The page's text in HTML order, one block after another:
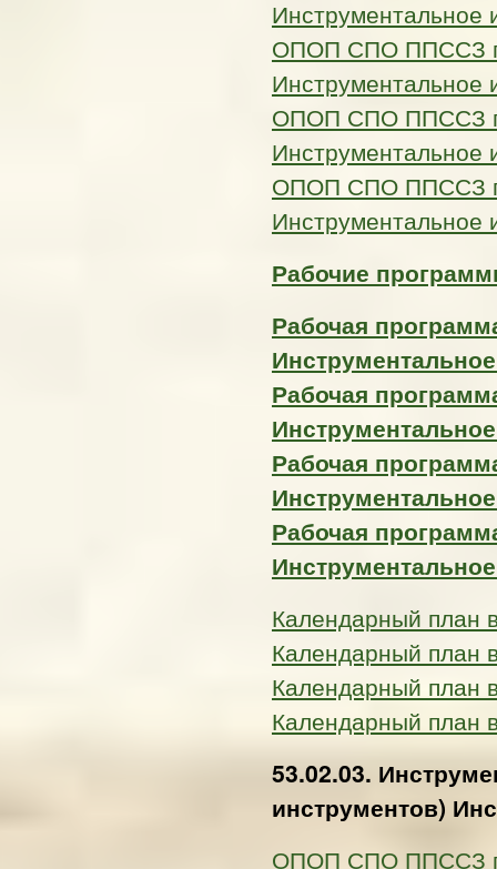
Инструментальное
ОПОП СПО ППССЗ
Инструментальное
ОПОП СПО ППССЗ
Инструментальное
ОПОП СПО ППССЗ
Инструментальное
Рабочие
Рабочая
Рабочая
Рабочая
Рабочая
Календарный план
Календарный план
Календарный план
Календарный план
53.02.03.
инструментов)
ОПОП СПО ППССЗ